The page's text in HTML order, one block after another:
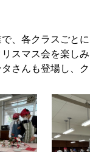
、各クラスごと
スマス会を楽しみ
さんも登場し、